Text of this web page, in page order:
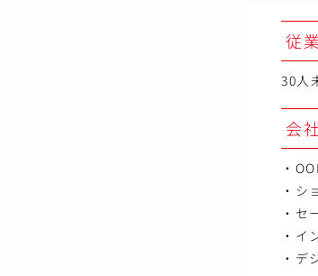
従
30人
会
・
・シ
・セ
・イ
・デ